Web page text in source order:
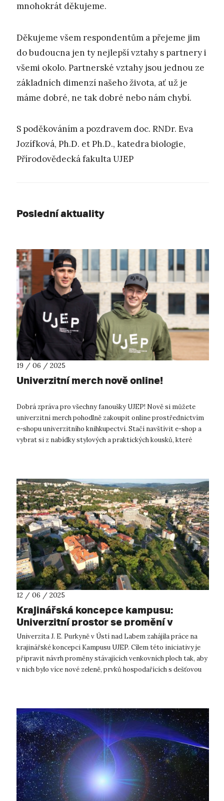
mnohokrát děkujeme.
Děkujeme všem respondentům a přejeme jim
do budoucna jen ty nejlepší vztahy s partnery i
všemi okolo. Partnerské vztahy jsou jednou ze
základních dimenzí našeho života, ať už je
máme dobré, ne tak dobré nebo nám chybí.
S poděkováním a pozdravem doc. RNDr. Eva
Jozífková, Ph.D. et Ph.D., katedra biologie,
Přírodovědecká fakulta UJEP
Poslední aktuality
19 / 06 / 2025
Univerzitní merch nově online!
Dobrá zpráva pro všechny fanoušky UJEP! Nově si můžete
univerzitní merch pohodlně zakoupit online prostřednictvím
e-shopu univerzitního knihkupectví. Stačí navštívit e-shop a
vybrat si z nabídky stylových a praktických kousků, které
12 / 06 / 2025
Krajinářská koncepce kampusu:
Univerzitní prostor se promění v
udržitelné místo
Univerzita J. E. Purkyně v Ústí nad Labem zahájila práce na
krajinářské koncepci Kampusu UJEP. Cílem této iniciativy je
připravit návrh proměny stávajících venkovních ploch tak, aby
v nich bylo více nové zeleně, prvků hospodařících s dešťovou